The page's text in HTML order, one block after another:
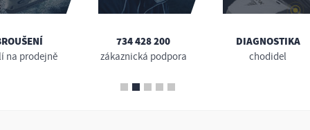
na prodejně
734 428 200
zákaznická podpora
DIAGNOSTIKA
chodidel